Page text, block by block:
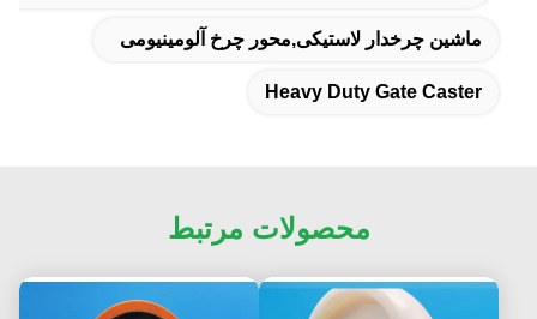
ماشین چرخدار لاستیکی,محور چرخ آلومینیومی
Heavy Duty Gate Caster
محصولات مرتبط